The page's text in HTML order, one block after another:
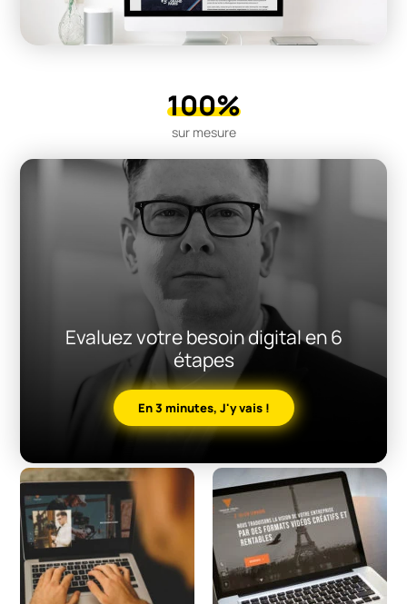
100%
sur mesure
Evaluez votre besoin digital en 6
étapes
En 3 minutes, J'y vais !